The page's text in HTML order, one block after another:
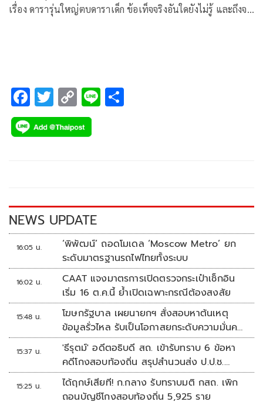
เรื่อง ดารารุ่นใหญ่ตบดาราเด็ก ข้อเท็จจริงอันใดยังไม่รู้ และถึงจะ
F
ac
e
k
T
wi
tt
C
o
p
k
Li
NEWS UPDATE
16:05 น.
‘พิพัฒน์’ ถอดโมเดล ‘Moscow Metro’ ยก
ระดับมาตรฐานรถไฟไทยทั้งระบบ
16:02 น.
CAAT แจงมาตรการเปิดตรวจกระเป๋าเช็กอิน
เริ่ม 16 ต.ค.นี้ ย้ำเปิดเฉพาะกรณีต้องสงสัย
15:48 น.
โฆษกรัฐบาล เผยนายกฯ สั่งสอบหาต้นเหตุ
ข้อมูลรั่วไหล รับเป็นโอกาสยกระดับความมั่นคง
ปลอดภัยข้อมูลภาครัฐทั้งระบบ
15:37 น.
'ธีรุตม์' อดีตอธิบดี สถ. เข้ารับทราบ 6 ข้อหา
คดีโกงสอบท้องถิ่น สรุปสำนวนส่ง ป.ป.ช.
สัปดาห์หน้า
15:25 น.
ได้ฤกษ์เสียที! ก.กลาง รับทราบมติ กสถ. เพิก
ถอนบัญชีโกงสอบท้องถิ่น 5,925 ราย